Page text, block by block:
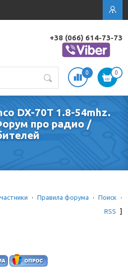
+38 (066) 614-73-73
0 0
DX-70T 1.8-54mhz.
про радио /
· Правила форума · Поиск
·
RSS
]